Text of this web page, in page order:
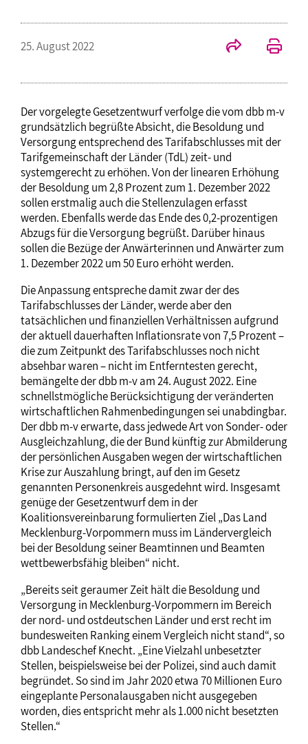
25. August 2022
Der vorgelegte Gesetzentwurf verfolge die vom dbb m-v
grundsätzlich begrüßte Absicht, die Besoldung und
Versorgung entsprechend des Tarifabschlusses mit der
Tarifgemeinschaft der Länder (TdL) zeit- und
systemgerecht zu erhöhen. Von der linearen Erhöhung
der Besoldung um 2,8 Prozent zum 1. Dezember 2022
sollen erstmalig auch die Stellenzulagen erfasst
werden. Ebenfalls werde das Ende des 0,2-prozentigen
Abzugs für die Versorgung begrüßt. Darüber hinaus
sollen die Bezüge der Anwärterinnen und Anwärter zum
1. Dezember 2022 um 50 Euro erhöht werden.
Die Anpassung entspreche damit zwar der des
Tarifabschlusses der Länder, werde aber den
tatsächlichen und finanziellen Verhältnissen aufgrund
der aktuell dauerhaften Inflationsrate von 7,5 Prozent –
die zum Zeitpunkt des Tarifabschlusses noch nicht
absehbar waren – nicht im Entferntesten gerecht,
bemängelte der dbb m-v am 24. August 2022. Eine
schnellstmögliche Berücksichtigung der veränderten
wirtschaftlichen Rahmenbedingungen sei unabdingbar.
Der dbb m-v erwarte, dass jedwede Art von Sonder- oder
Ausgleichzahlung, die der Bund künftig zur Abmilderung
der persönlichen Ausgaben wegen der wirtschaftlichen
Krise zur Auszahlung bringt, auf den im Gesetz
genannten Personenkreis ausgedehnt wird. Insgesamt
genüge der Gesetzentwurf dem in der
Koalitionsvereinbarung formulierten Ziel „Das Land
Mecklenburg-Vorpommern muss im Ländervergleich
bei der Besoldung seiner Beamtinnen und Beamten
wettbewerbsfähig bleiben“ nicht.
„Bereits seit geraumer Zeit hält die Besoldung und
Versorgung in Mecklenburg-Vorpommern im Bereich
der nord- und ostdeutschen Länder und erst recht im
bundesweiten Ranking einem Vergleich nicht stand“, so
dbb Landeschef Knecht. „Eine Vielzahl unbesetzter
Stellen, beispielsweise bei der Polizei, sind auch damit
begründet. So sind im Jahr 2020 etwa 70 Millionen Euro
eingeplante Personalausgaben nicht ausgegeben
worden, dies entspricht mehr als 1.000 nicht besetzten
Stellen.“